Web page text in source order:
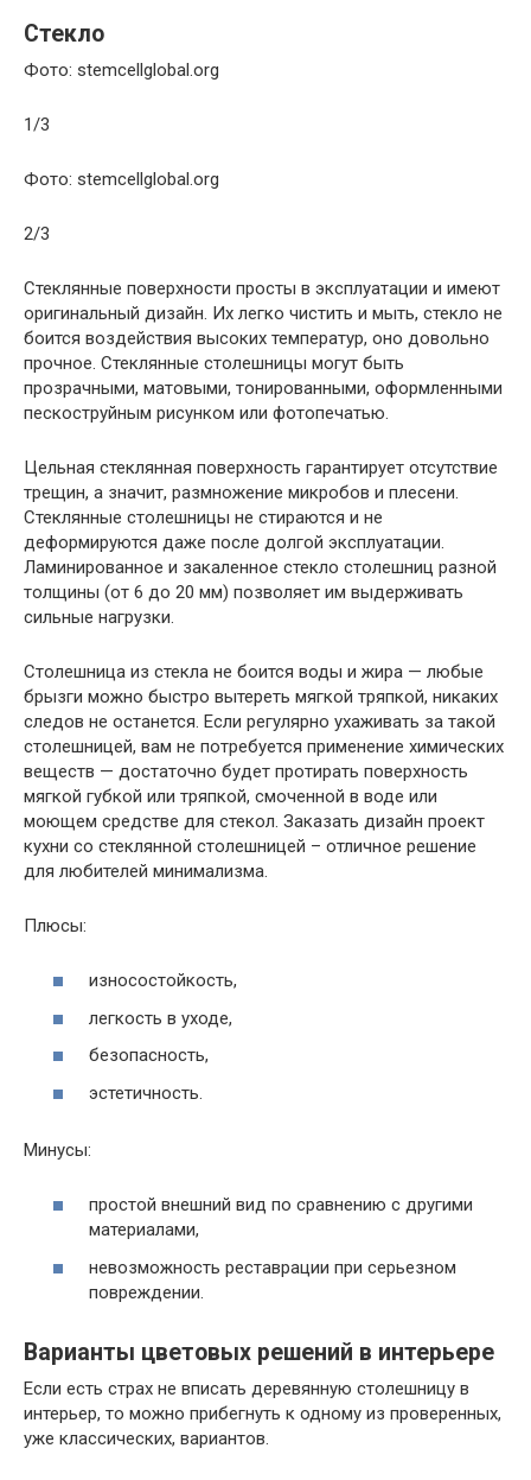
Стекло
Фото: stemcellglobal.org
1/3
Фото: stemcellglobal.org
2/3
Стеклянные поверхности просты в эксплуатации и имеют
оригинальный дизайн. Их легко чистить и мыть, стекло не
боится воздействия высоких температур, оно довольно
прочное. Стеклянные столешницы могут быть
прозрачными, матовыми, тонированными, оформленными
пескоструйным рисунком или фотопечатью.
Цельная стеклянная поверхность гарантирует отсутствие
трещин, а значит, размножение микробов и плесени.
Стеклянные столешницы не стираются и не
деформируются даже после долгой эксплуатации.
Ламинированное и закаленное стекло столешниц разной
толщины (от 6 до 20 мм) позволяет им выдерживать
сильные нагрузки.
Столешница из стекла не боится воды и жира — любые
брызги можно быстро вытереть мягкой тряпкой, никаких
следов не останется. Если регулярно ухаживать за такой
столешницей, вам не потребуется применение химических
веществ — достаточно будет протирать поверхность
мягкой губкой или тряпкой, смоченной в воде или
моющем средстве для стекол. Заказать дизайн проект
кухни со стеклянной столешницей – отличное решение
для любителей минимализма.
Плюсы:
износостойкость,
легкость в уходе,
безопасность,
эстетичность.
Минусы:
простой внешний вид по сравнению с другими
материалами,
невозможность реставрации при серьезном
повреждении.
Варианты цветовых решений в интерьере
Если есть страх не вписать деревянную столешницу в
интерьер, то можно прибегнуть к одному из проверенных,
уже классических, вариантов.